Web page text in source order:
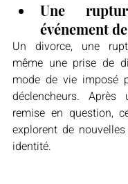
Une
événement
Un divorce, une
même une prise de
mode de vie imposé
déclencheurs.
remise en question,
explorent de
identité.